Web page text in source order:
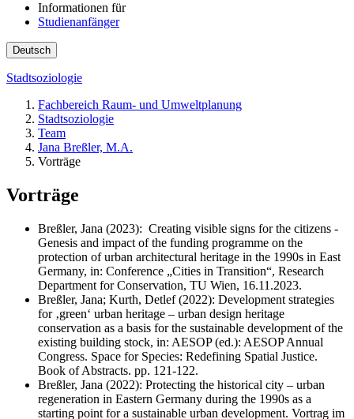
Informationen für
Studienanfänger
Deutsch
Stadtsoziologie
Fachbereich Raum- und Umweltplanung
Stadtsoziologie
Team
Jana Breßler, M.A.
Vorträge
Vorträge
Breßler, Jana (2023): Creating visible signs for the citizens -
Genesis and impact of the funding programme on the
protection of urban architectural heritage in the 1990s in East
Germany, in: Conference „Cities in Transition“, Research
Department for Conservation, TU Wien, 16.11.2023.
Breßler, Jana; Kurth, Detlef (2022): Development strategies
for ‚green‘ urban heritage – urban design heritage
conservation as a basis for the sustainable development of the
existing building stock, in: AESOP (ed.): AESOP Annual
Congress. Space for Species: Redefining Spatial Justice.
Book of Abstracts. pp. 121-122.
Breßler, Jana (2022): Protecting the historical city – urban
regeneration in Eastern Germany during the 1990s as a
starting point for a sustainable urban development. Vortrag im